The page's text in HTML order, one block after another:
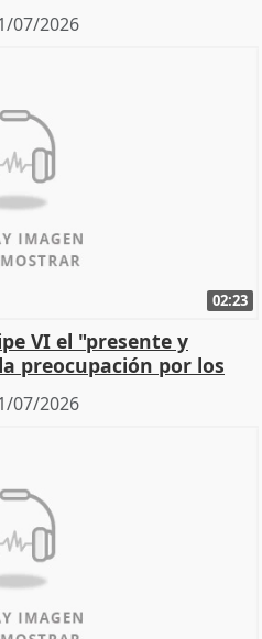
07/2026
02:23
VI el "presente y
preocupación por los
07/2026